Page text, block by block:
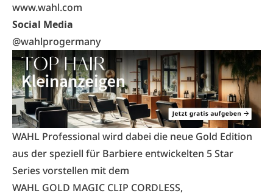
www.wahl.com
Social Media
@wahlprogermany
WAHL Professional wird dabei die neue Gold Edition
aus der speziell für Barbiere entwickelten 5 Star
Series vorstellen mit dem
WAHL GOLD MAGIC CLIP CORDLESS,